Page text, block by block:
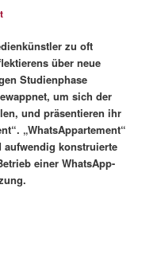
zu oft
über neue
Studienphase
um sich der
und präsentieren ihr
„WhatsAppartement“
konstruierte
einer WhatsApp-